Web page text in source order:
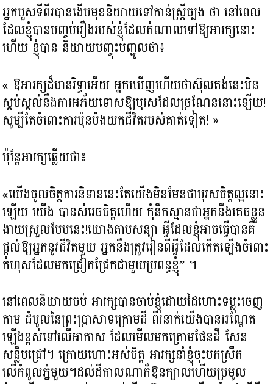
អ្នកបួសទីពីរបានងើបមុខនិយាយទៅកាន់ស្ត្រីច្បង ថា នៅពេល
ដែលខ្ញុំបានបញ្ចប់រឿងរបស់ខ្ញុំដែលតំណាលទៅឱ្យអារក្សនោះ
ហើយ ខ្ញុំបាន និយាយបញ្ចុះបញ្ជូលថា៖
« ឱអារក្ស​ដ៏មានរិទ្ធាអើយ​ អ្នកឃើញហើយថាស៊ុលតង់នេះមិន
ស្កប់ស្កល់នឹងការអភ័យទោសឱ្យបុរសដែលច្រណែននោះឡើយ!
សូម្បីតែ​ចំពោះការប៉ុនប៉ងយកជីវិតរបស់គាត់ទៀត! »
ប៉ុន្តែអារក្ស​ឆ្លើយថា៖
«យើង​ចូលចិត្ត​ការនិទាននេះ​តែយើង​មិនមែន​ជាបុរស​ចិត្តល្អនោះ
ឡើយ យើង​ បានសំរេចចិត្តហើយ កុំនឹកស្មានថាអ្នកនឹងគេចខ្លួន
ងាយស្រួលបែបនេះ!​យោងតាមសន្យា អ្វីដែលខ្ញុំអាចធ្វើបានគឺ
ផ្តល់ឱ្យអ្នកនូវជីវិតមួយ អ្នកនឹងត្រូវរៀនពីអ្វីដែលកើតឡើងចំពោះ
កំហុស​ដែលមកជ្រៀតជ្រែកជាមួយប្រពន្ធខ្ញុំ” ។
នៅពេលនិយាយចប់ អារក្ស​បានចាប់ខ្ញុំដោយដៃហោះទម្លុះចេញ
តាម ដំបូលនៃព្រះប្រាសាទក្រោមដី ពីរនាក់យើងបានអណ្តែត
ឡើងខ្ពស់ទៅលើអាកាស ដែលមើលមកក្រោមផែនដី សែន​
សន្លឹម​ជ្រៅ។ ក្រោយហោះអស់ចិត្ត​ អារក្សនាំខ្ញុំ​ចុះមកស្រឺត
លើកំពូលភ្នំមួយ​។​ដល់ដីកាលណា​ក៏ឱនក្បាលហើយប្រមូល